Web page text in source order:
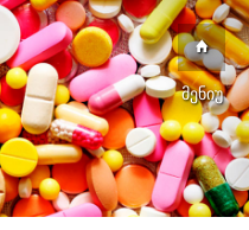
მენიუ